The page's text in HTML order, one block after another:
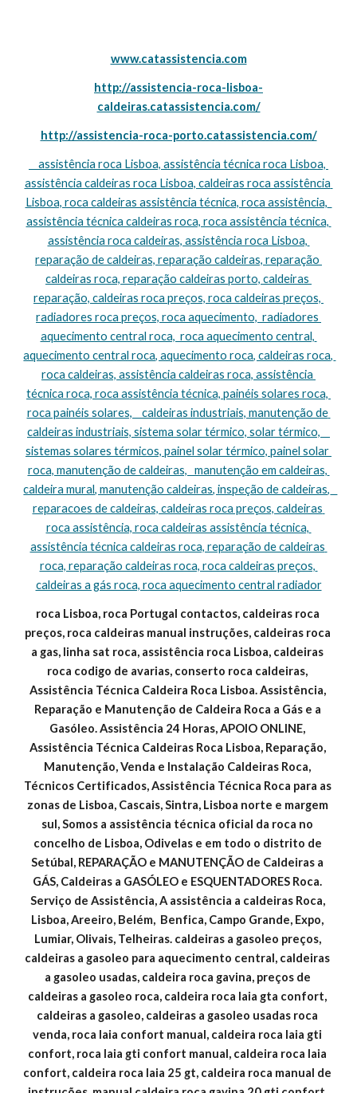
www.catassistencia.com
http://assistencia-roca-lisboa-
caldeiras.catassistencia.com/
http://assistencia-roca-porto.catassistencia.com/
assistência caldeiras roca Lisboa, caldeiras roca assistência
Lisboa, roca caldeiras assistência técnica, roca assistência,
assistência técnica caldeiras roca, roca assistência técnica,
assistência roca caldeiras, assistência roca Lisboa,
reparação de caldeiras, reparação caldeiras, reparação
caldeiras roca, reparação caldeiras porto, caldeiras
reparação, caldeiras roca preços, roca caldeiras preços,
radiadores roca preços, roca aquecimento,  radiadores
aquecimento central roca,  roca aquecimento central,
aquecimento central roca, aquecimento roca, caldeiras roca,
roca caldeiras, assistência caldeiras roca, assistência
técnica roca, roca assistência técnica, painéis solares roca,
roca painéis solares,    caldeiras industriais, manutenção de
caldeiras industriais, sistema solar térmico, solar térmico,
sistemas solares térmicos, painel solar térmico, painel solar
roca, manutenção de caldeiras,   manutenção em caldeiras,
caldeira mural, manutenção caldeiras, inspeção de caldeiras,
reparacoes de caldeiras, caldeiras roca preços, caldeiras
roca assistência, roca caldeiras assistência técnica,
assistência técnica caldeiras roca, reparação de caldeiras
roca, reparação caldeiras roca, roca caldeiras preços,
caldeiras a gás roca, roca aquecimento central radiador
roca Lisboa, roca Portugal contactos, caldeiras roca
preços, roca caldeiras manual instruções, caldeiras roca
a gas, linha sat roca, assistência roca Lisboa, caldeiras
roca codigo de avarias, conserto roca caldeiras,
Assistência Técnica Caldeira Roca Lisboa. Assistência,
Reparação e Manutenção de Caldeira Roca a Gás e a
Gasóleo. Assistência 24 Horas, APOIO ONLINE,
Assistência Técnica Caldeiras Roca Lisboa, Reparação,
Manutenção, Venda e Instalação Caldeiras Roca,
Técnicos Certificados, Assistência Técnica Roca para as
zonas de Lisboa, Cascais, Sintra, Lisboa norte e margem
sul, Somos a assistência técnica oficial da roca no
concelho de Lisboa, Odivelas e em todo o distrito de
Setúbal, REPARAÇÃO e MANUTENÇÃO de Caldeiras a
GÁS, Caldeiras a GASÓLEO e ESQUENTADORES Roca.
Serviço de Assistência, A assistência a caldeiras Roca,
Lisboa, Areeiro, Belém,  Benfica, Campo Grande, Expo,
Lumiar, Olivais, Telheiras. caldeiras a gasoleo preços,
caldeiras a gasoleo para aquecimento central, caldeiras
a gasoleo usadas, caldeira roca gavina, preços de
caldeiras a gasoleo roca, caldeira roca laia gta confort,
caldeiras a gasoleo, caldeiras a gasoleo usadas roca
venda, roca laia confort manual, caldeira roca laia gti
confort, roca laia gti confort manual, caldeira roca laia
confort, caldeira roca laia 25 gt, caldeira roca manual de